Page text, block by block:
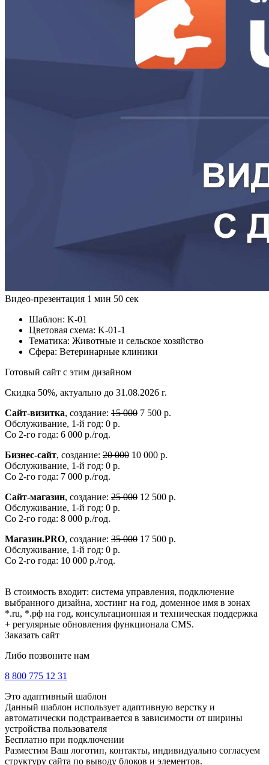
Видео-презентация 1 мин 50 сек
Шаблон: K-01
Цветовая схема: K-01-1
Тематика: Животные и сельское хозяйство
Сфера: Ветеринарные клиники
Готовый сайт с этим дизайном
Скидка 50%, актуально до 31.08.2026 г.
Сайт-визитка, создание: 15 000 7 500 р.
Обслуживание, 1-й год: 0 р.
Со 2-го года: 6 000 р./год.
Бизнес-сайт, создание: 20 000 10 000 р.
Обслуживание, 1-й год: 0 р.
Со 2-го года: 7 000 р./год.
Сайт-магазин, создание: 25 000 12 500 р.
Обслуживание, 1-й год: 0 р.
Со 2-го года: 8 000 р./год.
Магазин.PRO, создание: 35 000 17 500 р.
Обслуживание, 1-й год: 0 р.
Со 2-го года: 10 000 р./год.
В стоимость входит: система управления, подключение
выбранного дизайна, хостинг на год, доменное имя в зонах
*.ru, *.рф на год, консультационная и техническая поддержка
+ регулярные обновления функционала CMS.
Заказать сайт
Либо позвоните нам
8 800 775 12 31
Это адаптивный шаблон
Данный шаблон использует адаптивную верстку и
автоматически подстраивается в зависимости от ширины
устройства пользователя
Бесплатно при подключении
Разместим Ваш логотип, контакты, индивидуально согласуем
структуру сайта по выводу блоков и элементов.